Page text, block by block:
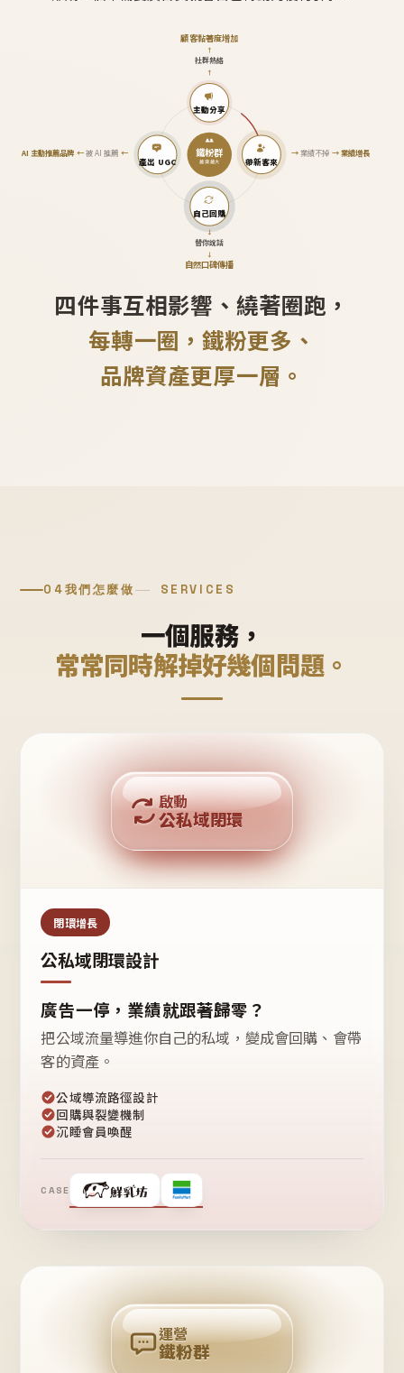
鐵粉群
越滾越大
主動分享
↑
社群熱絡
↑
顧客黏著度增加
帶新客來
→業績不掉 →業績增長
自己回購
↓
替你說話
↓
自然口碑傳播
產出 UGC
AI 主動推薦品牌←被 AI 推薦 ←
四件事互相影響、繞著圈跑，
每轉一圈，鐵粉更多、
品牌資產更厚一層。
04我們怎麼做 SERVICES
一個服務，
常常同時解掉好幾個問題。
公域流量
私域鐵粉
回購複利
啟動
公私域閉環
閉環增長
公私域閉環設計
廣告一停，業績就跟著歸零？
把公域流量導進你自己的私域，變成會回購、會帶
客的資產。
公域導流路徑設計
回購與裂變機制
沉睡會員喚醒
CASE
❤
粉
回
購
運營
鐵粉群